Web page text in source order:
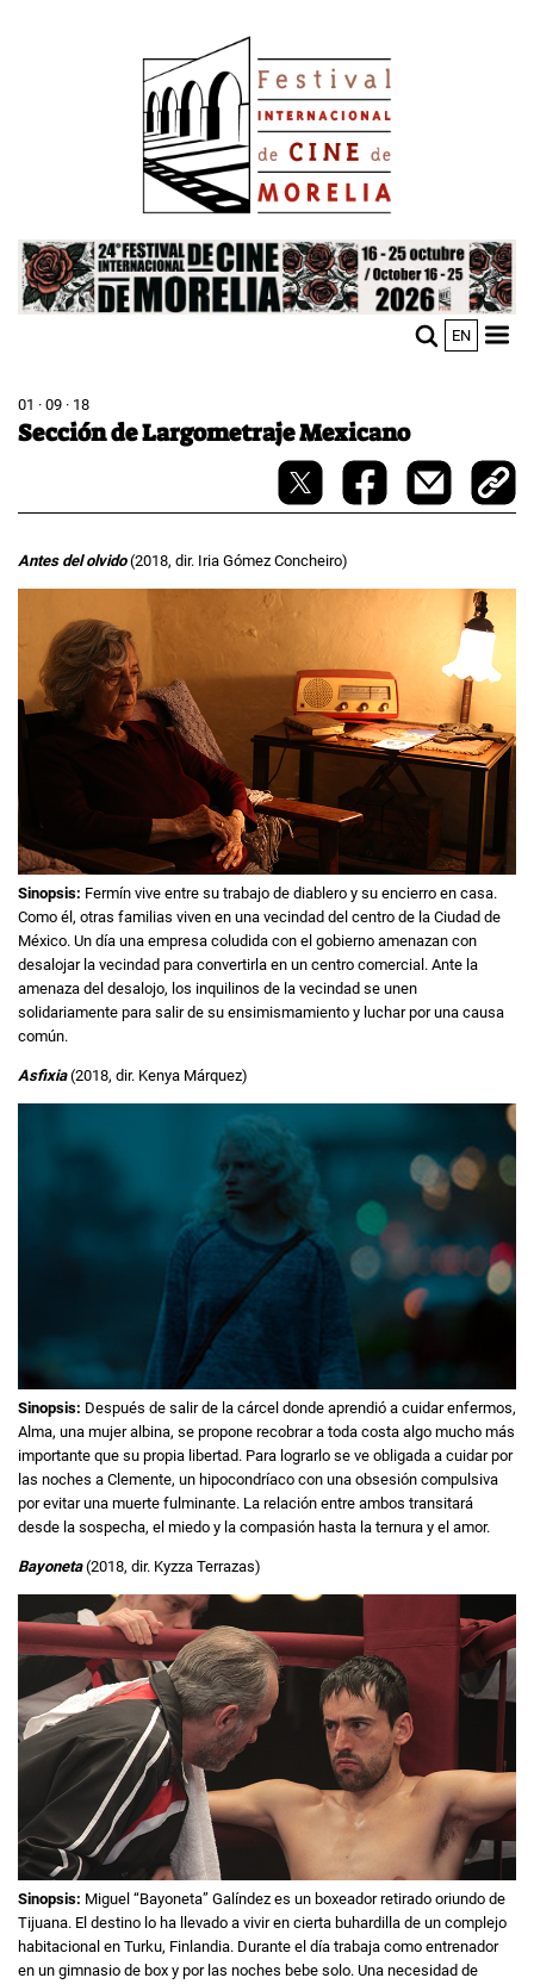
Image
EN
01 · 09 · 18
Sección de Largometraje Mexicano
Antes del olvido(2018, dir. Iria Gómez Concheiro)
Sinopsis: Fermín vive entre su trabajo de diablero y su encierro en casa.
Como él, otras familias viven en una vecindad del centro de la Ciudad de
México. Un día una empresa coludida con el gobierno amenazan con
desalojar la vecindad para convertirla en un centro comercial. Ante la
amenaza del desalojo, los inquilinos de la vecindad se unen
solidariamente para salir de su ensimismamiento y luchar por una causa
común.
Asfixia(2018, dir. Kenya Márquez)
Sinopsis: Después de salir de la cárcel donde aprendió a cuidar enfermos,
Alma, una mujer albina, se propone recobrar a toda costa algo mucho más
importante que su propia libertad. Para lograrlo se ve obligada a cuidar por
las noches a Clemente, un hipocondríaco con una obsesión compulsiva
por evitar una muerte fulminante. La relación entre ambos transitará
desde la sospecha, el miedo y la compasión hasta la ternura y el amor.
Bayoneta(2018, dir. Kyzza Terrazas)
Sinopsis: Miguel “Bayoneta” Galíndez es un boxeador retirado oriundo de
Tijuana. El destino lo ha llevado a vivir en cierta buhardilla de un complejo
habitacional en Turku, Finlandia. Durante el día trabaja como entrenador
en un gimnasio de box y por las noches bebe solo. Una necesidad de